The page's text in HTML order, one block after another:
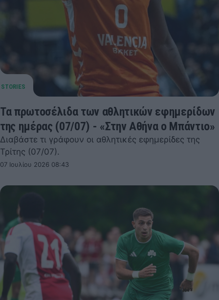
Τα πρωτοσέλιδα των αθλητικών εφημερίδων
της ημέρας (07/07) - «Στην Αθήνα ο Μπάντιο»
Διαβάστε τι γράφουν οι αθλητικές εφημερίδες της
Τρίτης (07/07).
07 Ιουλίου 2026 08:43